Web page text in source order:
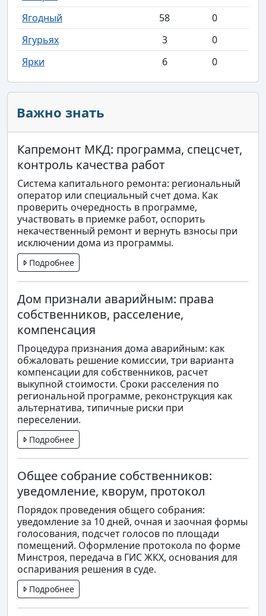
Ягодный
58
0
Ягурьях
3
0
Ярки
6 0
Важно знать
Капремонт МКД: программа, спецсчет,
контроль качества работ
Система капитального ремонта: региональный
оператор или специальный счет дома. Как
проверить очередность в программе,
участвовать в приемке работ, оспорить
некачественный ремонт и вернуть взносы при
исключении дома из программы.
Подробнее
Дом признали аварийным: права
собственников, расселение,
компенсация
Процедура признания дома аварийным: как
обжаловать решение комиссии, три варианта
компенсации для собственников, расчет
выкупной стоимости. Сроки расселения по
региональной программе, реконструкция как
альтернатива, типичные риски при
переселении.
Подробнее
Общее собрание собственников:
уведомление, кворум, протокол
Порядок проведения общего собрания:
уведомление за 10 дней, очная и заочная формы
голосования, подсчет голосов по площади
помещений. Оформление протокола по форме
Минстроя, передача в ГИС ЖКХ, основания для
оспаривания решения в суде.
Подробнее